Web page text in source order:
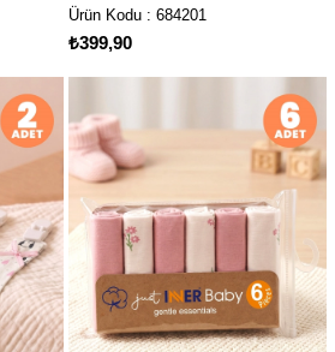
Ürün Kodu : 684201
₺399,90